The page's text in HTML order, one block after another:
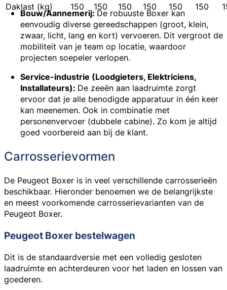
Daklast (kg)
150 150 150 150 150 150
Bouw/Aannemerij:De robuuste Boxer kan
eenvoudig diverse gereedschappen (groot, klein,
zwaar, licht, lang en kort) vervoeren. Dit vergroot de
mobiliteit van je team op locatie, waardoor
projecten soepeler verlopen.
Service-industrie (Loodgieters, Elektriciens,
Installateurs): De zeeën aan laadruimte zorgt
ervoor dat je alle benodigde apparatuur in één keer
kan meenemen. Ook in combinatie met
personenvervoer (dubbele cabine). Zo kom je altijd
goed voorbereid aan bij de klant.
Carrosserievormen
De Peugeot Boxer is in veel verschillende carrosserieën
beschikbaar. Hieronder benoemen we de belangrijkste
en meest voorkomende carrosserievarianten van de
Peugeot Boxer.
Peugeot Boxer bestelwagen
Dit is de standaardversie met een volledig gesloten
laadruimte en achterdeuren voor het laden en lossen van
goederen.